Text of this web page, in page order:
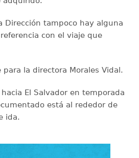
Dirección tampoco hay alguna
con el viaje que
la directora Morales Vidal.
El Salvador en temporada
está al rededor de
ida.